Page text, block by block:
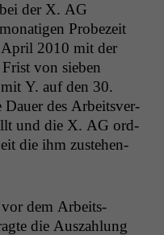
der X. AG
Probezeit
2010 mit der
von sieben
Y. auf den 30.
des Arbeitsver­
und die X. AG ord­
die ihm zuste­hen­
dem Arbeits­
die Auszahlung